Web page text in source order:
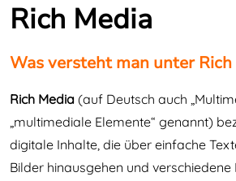
Rich Media
Was versteht man unter Rich
Rich Media (auf Deutsch auch
„multimediale Elemente“ genannt)
digitale Inhalte, die über einfache
Bilder hinausgehen und verschiedene